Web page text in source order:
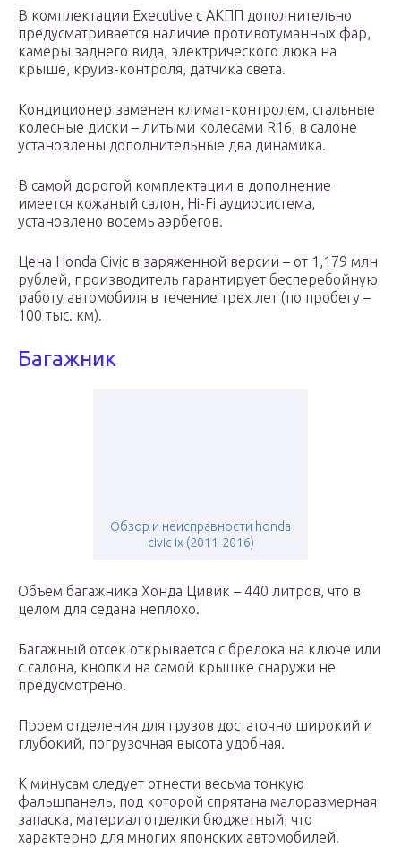
В комплектации Executive с АКПП дополнительно
предусматривается наличие противотуманных фар,
камеры заднего вида, электрического люка на
крыше, круиз-контроля, датчика света.
Кондиционер заменен климат-контролем, стальные
колесные диски – литыми колесами R16, в салоне
установлены дополнительные два динамика.
В самой дорогой комплектации в дополнение
имеется кожаный салон, Hi-Fi аудиосистема,
установлено восемь аэрбегов.
Цена Honda Civic в заряженной версии – от 1,179 млн
рублей, производитель гарантирует бесперебойную
работу автомобиля в течение трех лет (по пробегу –
100 тыс. км).
Багажник
Обзор и неисправности honda
civic ix (2011-2016)
Объем багажника Хонда Цивик – 440 литров, что в
целом для седана неплохо.
Багажный отсек открывается с брелока на ключе или
с салона, кнопки на самой крышке снаружи не
предусмотрено.
Проем отделения для грузов достаточно широкий и
глубокий, погрузочная высота удобная.
К минусам следует отнести весьма тонкую
фальшпанель, под которой спрятана малоразмерная
запаска, материал отделки бюджетный, что
характерно для многих японских автомобилей.